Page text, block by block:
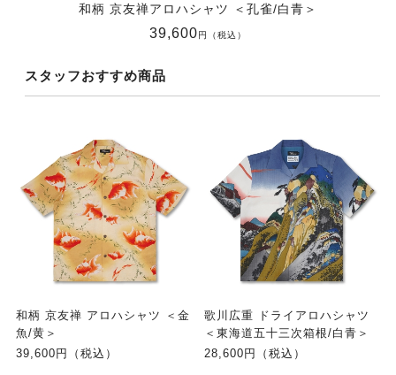
和柄 京友禅アロハシャツ ＜孔雀/白青＞
39,600円（税込）
スタッフおすすめ商品
和柄 京友禅 アロハシャツ ＜金
魚/黄＞
39,600円（税込）
歌川広重 ドライアロハシャツ
＜東海道五十三次箱根/白青＞
28,600円（税込）